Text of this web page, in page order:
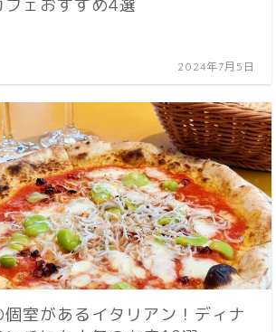
フェおすすめ4選
2024年7月5日
個室があるイタリアン！ディナ